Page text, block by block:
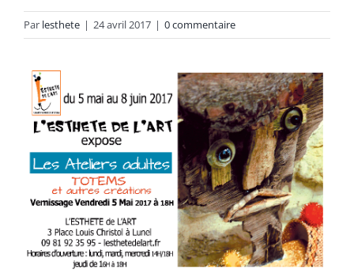
Par lesthete | 24 avril 2017 | 0 commentaire